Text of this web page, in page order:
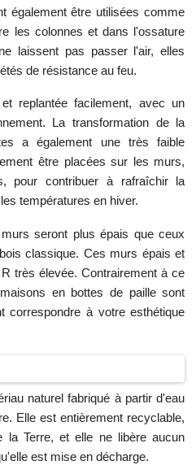
également être utilisées comme
les colonnes et dans l'ossature
laissent pas passer l'air, elles
de résistance au feu.
replantée facilement, avec un
La transformation de la
a également une très faible
être placées sur les murs,
pour contribuer à rafraîchir la
températures en hiver.
seront plus épais que ceux
classique. Ces murs épais et
très élevée. Contrairement à ce
en bottes de paille sont
correspondre à votre esthétique
naturel fabriqué à partir d'eau
Elle est entièrement recyclable,
la Terre, et elle ne libère aucun
est mise en décharge.